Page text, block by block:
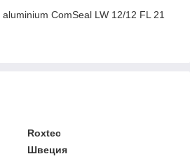
ComSeal LW 12/12 FL 21
Roxtec
Швеция